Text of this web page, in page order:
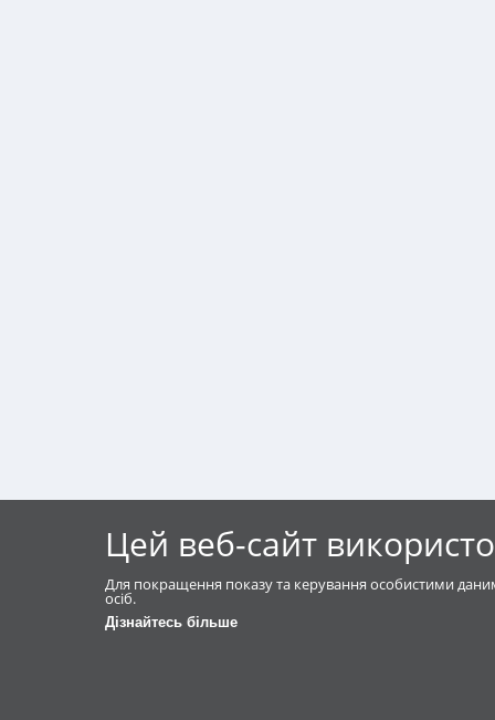
Цей веб-сайт
Для покращення показу та керування особистими
осіб.
Дізнайтесь більше